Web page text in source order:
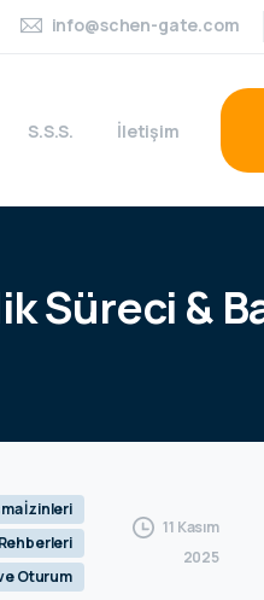
info@schen-gate.com
S.S.S. İletişim
Süreci &
İzinleri
Oturum
11 Kasım
2025